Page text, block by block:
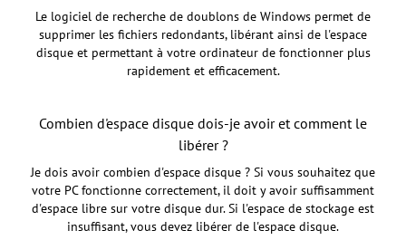
Le logiciel de recherche de doublons de Windows permet de
supprimer les fichiers redondants, libérant ainsi de l'espace
disque et permettant à votre ordinateur de fonctionner plus
rapidement et efficacement.
Combien d'espace disque dois-je avoir et comment le
libérer ?
Je dois avoir combien d'espace disque ? Si vous souhaitez que
votre PC fonctionne correctement, il doit y avoir suffisamment
d'espace libre sur votre disque dur. Si l'espace de stockage est
insuffisant, vous devez libérer de l'espace disque.